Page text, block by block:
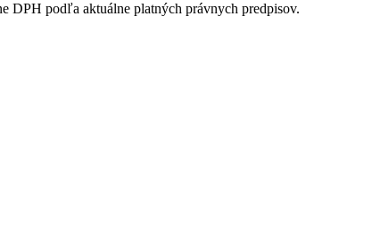
DPH podľa aktuálne platných právnych predpisov.